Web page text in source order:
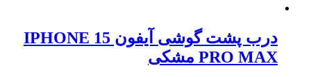
درب پشت گوشی آیفون IPHONE 15
PRO MAX مشکی